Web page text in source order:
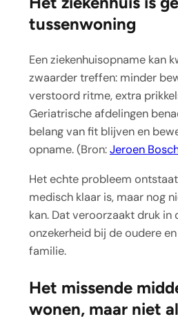
tussenwoning
Een ziekenhuisopname kan
zwaarder treffen: minder
verstoord ritme, extra
Geriatrische afdelingen
belang van fit blijven en
opname. (Bron:Jeroen
Het echte probleem
medisch klaar is, maar nog
kan. Dat veroorzaakt druk in
onzekerheid bij de oudere
familie.
Het missende
wonen, maar niet